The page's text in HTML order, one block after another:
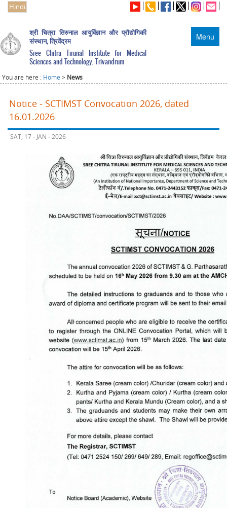
Hindi
Menu
श्री चित्रा तिरुनाल आयुर्विज्ञान और प्रौद्योगिकी
संस्थान, त्रिवेंद्रम
Sree Chitra Tirunal Institute for Medical
Sciences and Technology, Trivandrum
You are here : Home > News
Notice - SCTIMST Convocation 2026, dated
16.01.2026
SAT, 17 - JAN - 2026